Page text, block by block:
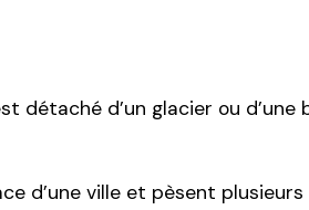
détaché d’un glacier ou
d’une ville et pèsent